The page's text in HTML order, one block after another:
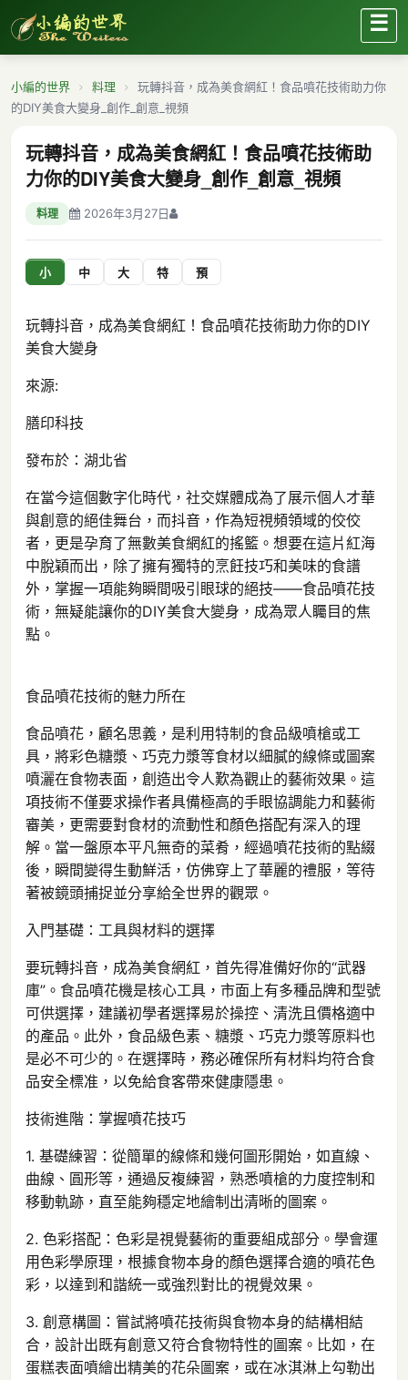
☰
小編的世界 料理
玩轉抖音，成為美食網紅！食品噴花技術助力你
的DIY美食大變身_創作_創意_視頻
玩轉抖音，成為美食網紅！食品噴花技術助
力你的DIY美食大變身_創作_創意_視頻
料理 2026年3月27日
小 中 大 特 預
玩轉抖音，成為美食網紅！食品噴花技術助力你的DIY
美食大變身
來源:
膳印科技
發布於：湖北省
在當今這個數字化時代，社交媒體成為了展示個人才華
與創意的絕佳舞台，而抖音，作為短視頻領域的佼佼
者，更是孕育了無數美食網紅的搖籃。想要在這片紅海
中脫穎而出，除了擁有獨特的烹飪技巧和美味的食譜
外，掌握一項能夠瞬間吸引眼球的絕技——食品噴花技
術，無疑能讓你的DIY美食大變身，成為眾人矚目的焦
點。
食品噴花技術的魅力所在
食品噴花，顧名思義，是利用特制的食品級噴槍或工
具，將彩色糖漿、巧克力漿等食材以細膩的線條或圖案
噴灑在食物表面，創造出令人歎為觀止的藝術效果。這
項技術不僅要求操作者具備極高的手眼協調能力和藝術
審美，更需要對食材的流動性和顏色搭配有深入的理
解。當一盤原本平凡無奇的菜肴，經過噴花技術的點綴
後，瞬間變得生動鮮活，仿佛穿上了華麗的禮服，等待
著被鏡頭捕捉並分享給全世界的觀眾。
入門基礎：工具與材料的選擇
要玩轉抖音，成為美食網紅，首先得准備好你的“武器
庫”。食品噴花機是核心工具，市面上有多種品牌和型號
可供選擇，建議初學者選擇易於操控、清洗且價格適中
的產品。此外，食品級色素、糖漿、巧克力漿等原料也
是必不可少的。在選擇時，務必確保所有材料均符合食
品安全標准，以免給食客帶來健康隱患。
技術進階：掌握噴花技巧
1. 基礎練習：從簡單的線條和幾何圖形開始，如直線、
曲線、圓形等，通過反複練習，熟悉噴槍的力度控制和
移動軌跡，直至能夠穩定地繪制出清晰的圖案。
2. 色彩搭配：色彩是視覺藝術的重要組成部分。學會運
用色彩學原理，根據食物本身的顏色選擇合適的噴花色
彩，以達到和諧統一或強烈對比的視覺效果。
3. 創意構圖：嘗試將噴花技術與食物本身的結構相結
合，設計出既有創意又符合食物特性的圖案。比如，在
蛋糕表面噴繪出精美的花朵圖案，或在冰淇淋上勾勒出